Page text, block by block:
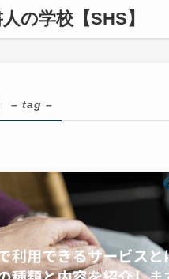
の学校【SHS】
– tag –